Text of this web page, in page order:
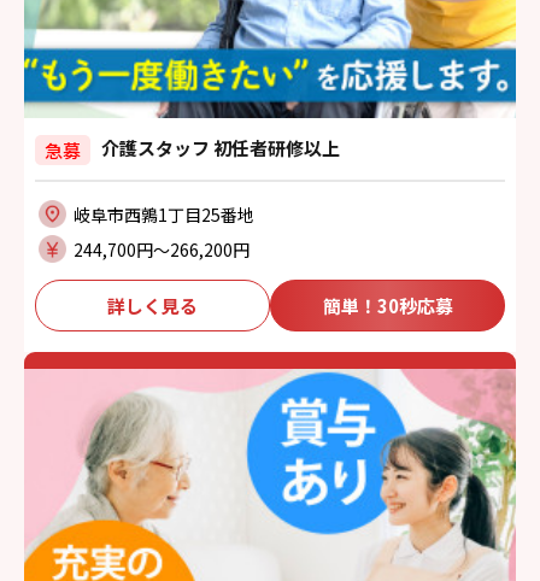
急募 介護スタッフ 初任者研修以上
岐阜市西鶉1丁目25番地
244,700円〜266,200円
詳しく見る 簡単！30秒応募